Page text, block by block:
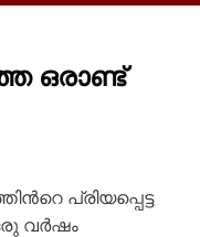
ഒരാണ്ട്
പ്രിയപ്പെട്ട
വർഷം